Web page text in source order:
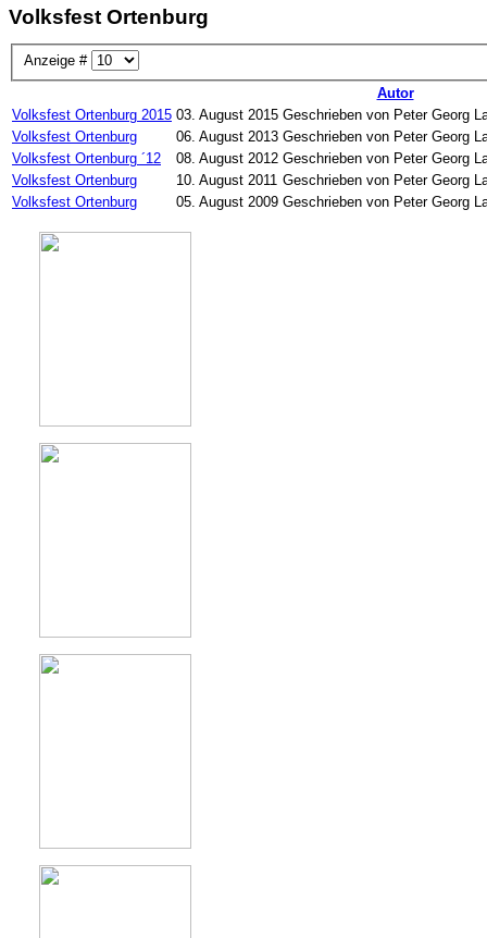
Volksfest Ortenburg
Anzeige #
Autor
Volksfest Ortenburg 2015 03. August 2015 Geschrieben von Peter Georg
Volksfest Ortenburg
06. August 2013 Geschrieben von Peter Georg
Volksfest Ortenburg ´12
08. August 2012 Geschrieben von Peter Georg
Volksfest Ortenburg
10. August 2011 Geschrieben von Peter Georg
Volksfest Ortenburg
05. August 2009 Geschrieben von Peter Georg